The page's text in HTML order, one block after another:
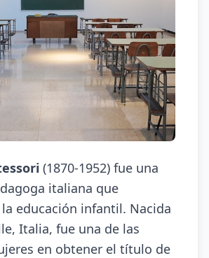
(1870-1952) fue una
italiana que
educación infantil. Nacida
Italia, fue una de las
en obtener el título de